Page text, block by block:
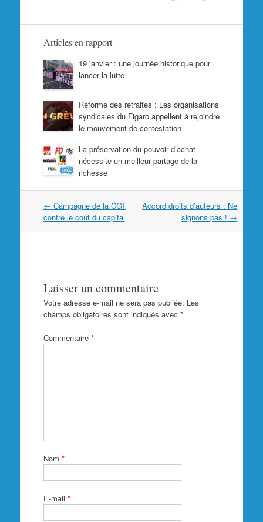
Articles en rapport
19 janvier : une journée historique pour
lancer la lutte
Réforme des retraites : Les organisations
syndicales du Figaro appellent à rejoindre
le mouvement de contestation
La préservation du pouvoir d’achat
nécessite un meilleur partage de la
richesse
Navigation
dans
← Campagne de la CGT
contre le coût du capital
Accord droits d’auteurs : Ne
signons pas ! →
Laisser un commentaire
Votre adresse e-mail ne sera pas publiée. Les
champs obligatoires sont indiqués avec *
Commentaire *
Nom *
E-mail *